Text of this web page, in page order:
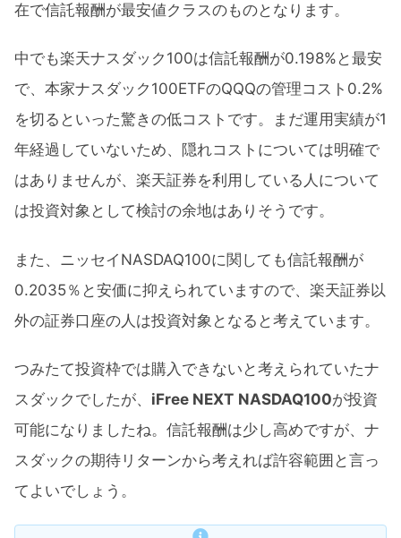
在で信託報酬が最安値クラスのものとなります。
中でも楽天ナスダック100は信託報酬が0.198%と最安
で、本家ナスダック100ETFのQQQの管理コスト0.2%
を切るといった驚きの低コストです。まだ運用実績が1
年経過していないため、隠れコストについては明確で
はありませんが、楽天証券を利用している人について
は投資対象として検討の余地はありそうです。
また、ニッセイNASDAQ100に関しても信託報酬が
0.2035％と安価に抑えられていますので、楽天証券以
外の証券口座の人は投資対象となると考えています。
つみたて投資枠では購入できないと考えられていたナ
スダックでしたが、 iFree NEXT NASDAQ100が投資
可能になりましたね。信託報酬は少し高めですが、ナ
スダックの期待リターンから考えれば許容範囲と言っ
てよいでしょう。